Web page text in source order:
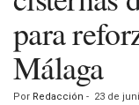
para
Málaga
Por Redacción - 23 de